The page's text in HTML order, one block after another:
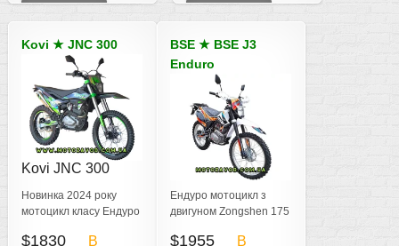
Kovi ★ JNC 300
Kovi JNC 300
Новинка 2024 року
мотоцикл класу Ендуро
ZONGSHEN 21.8 к.с.
$1830
В
BSE★ BSE J3
Enduro
BSE J3 Enduro
250
Ендуро мотоцикл з
двигуном Zongshen 175
к.с. при вазі 103 кг
$1955
В